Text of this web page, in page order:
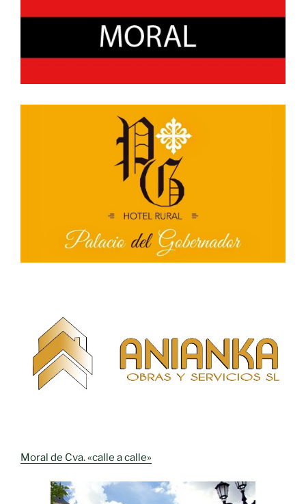
Moral de Cva. «calle a calle»